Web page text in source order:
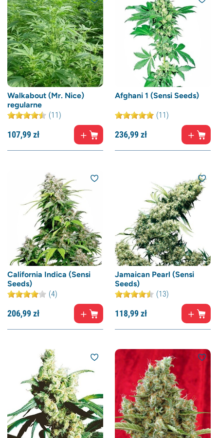
Walkabout (Mr. Nice)
regularne
(11)
107,99zł
Afghani 1 (Sensi Seeds)
(11)
236,99zł
California Indica (Sensi
Seeds)
(4)
206,99zł
Jamaican Pearl (Sensi
Seeds)
(13)
118,99zł